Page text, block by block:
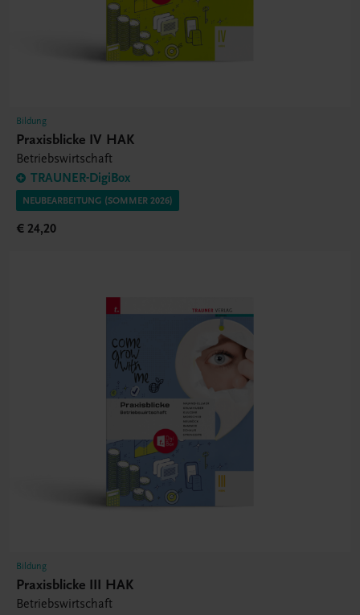
Bildung
Praxisblicke IV HAK
Betriebswirtschaft
TRAUNER-DigiBox
NEUBEARBEITUNG (SOMMER 2026)
€ 24,20
Bildung
Praxisblicke III HAK
Betriebswirtschaft